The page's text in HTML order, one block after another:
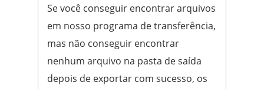
Se você conseguir encontrar arquivos
em nosso programa de transferência,
mas não conseguir encontrar
nenhum arquivo na pasta de saída
depois de exportar com sucesso, os